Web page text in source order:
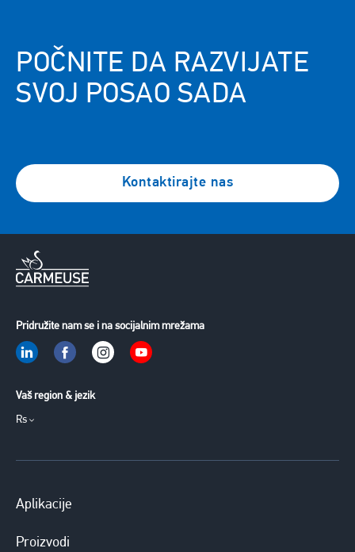
POČNITE DA RAZVIJATE
SVOJ POSAO SADA
Kontaktirajte nas
Pridružite nam se i na socijalnim mrežama
Vaš region & jezik
Rs
Aplikacije
Proizvodi